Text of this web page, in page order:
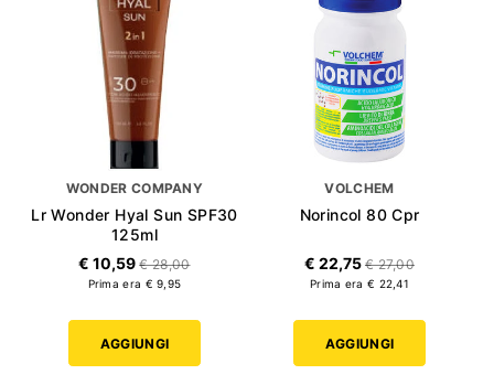
WONDER COMPANY
Lr Wonder Hyal Sun SPF30
125ml
€ 10,59€ 28,00
Prima era € 9,95
AGGIUNGI
VOLCHEM
Norincol 80 Cpr
€ 22,75 € 27,00
Prima era € 22,41
AGGIUNGI